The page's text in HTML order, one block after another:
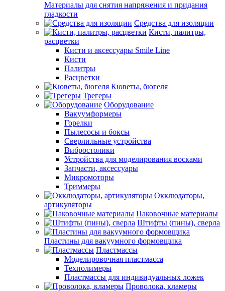
Материалы для снятия напряжения и придания
гладкости
Средства для изоляции
Кисти, палитры,
расцветки
Кисти и аксессуары Smile Line
Кисти
Палитры
Расцветки
Кюветы, бюгеля
Трегеры
Оборудование
Вакуумформеры
Горелки
Пылесосы и боксы
Сверлильные устройства
Вибростолики
Устройства для моделирования восками
Запчасти, аксессуары
Микромоторы
Триммеры
Окклюдаторы,
артикуляторы
Паковочные материалы
Штифты (пины), сверла
Пластины для вакуумного формовщика
Пластмассы
Моделировочная пластмасса
Техполимеры
Пластмассы для индивидуальных ложек
Проволока, кламеры